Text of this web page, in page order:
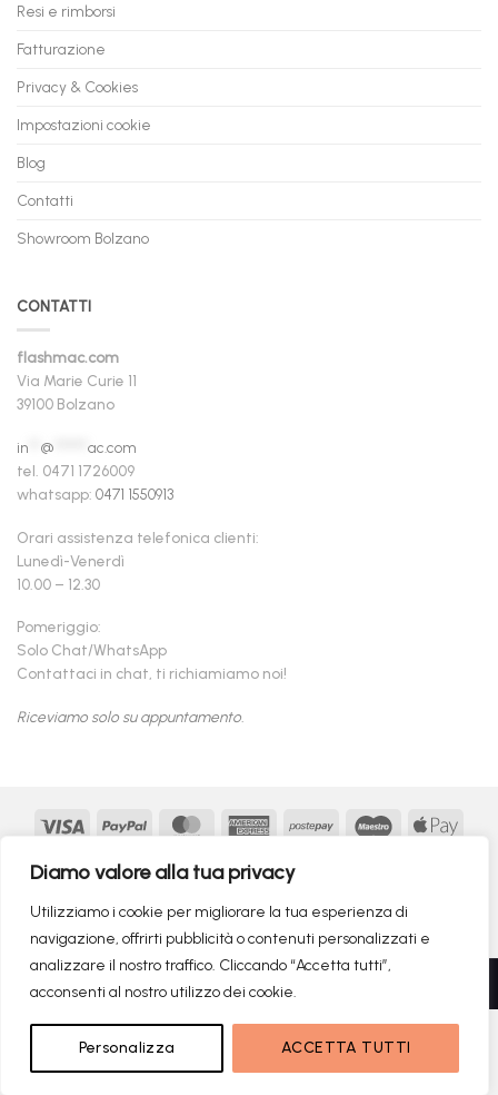
Diamo valore alla tua privacy
Utilizziamo i cookie per migliorare la tua esperienza di
navigazione, offrirti pubblicità o contenuti personalizzati e
analizzare il nostro traffico. Cliccando “Accetta tutti”,
acconsenti al nostro utilizzo dei cookie.
Personalizza ACCETTA TUTTI
Resi e rimborsi
Fatturazione
Privacy & Cookies
Impostazioni cookie
Blog
Contatti
Showroom Bolzano
CONTATTI
flashmac.com
Via Marie Curie 11
39100 Bolzano
in @
ac.com
tel. 0471 1726009
whatsapp: 0471 1550913
Orari assistenza telefonica clienti:
Lunedì-Venerdì
10.00 – 12.30
Pomeriggio:
Solo Chat/WhatsApp
Contattaci in chat, ti richiamiamo noi!
Riceviamo solo su appuntamento.
Visa PayPal MasterCardAmericanPostepay Maestro
Google
MasterCardKlarna
Copyright 2026 © flashmac® - MONOFASE SRL - P.IVA:
02982260214 | produced by
monofase
RICERCHE DI TENDENZAIl prezzo originale era: 1.399,00€.
679,00
Il prezzo attuale è: 679,00€.
NON DISPONIBILE
Recedere dal contratto qui